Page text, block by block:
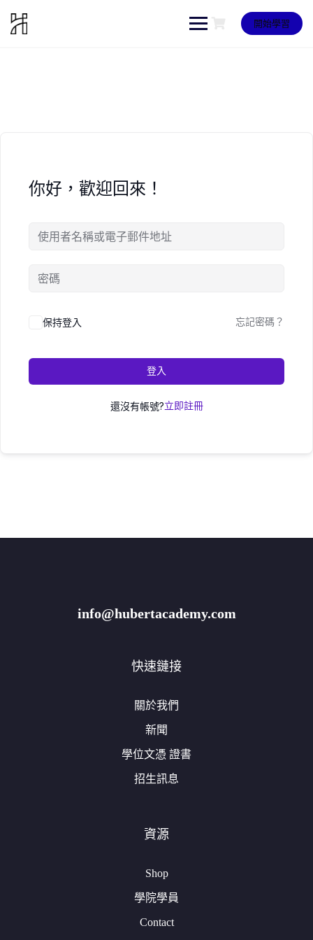
content
開始學習
你好，歡迎回來！
保持登入 忘記密碼？
登入
還沒有帳號?立即註冊
info@hubertacademy.com
快速鏈接
關於我們
新聞
學位文憑 證書
招生訊息
資源
Shop
學院學員
Contact